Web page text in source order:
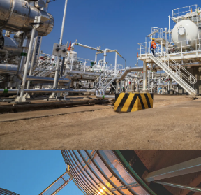
Depolama Tankları